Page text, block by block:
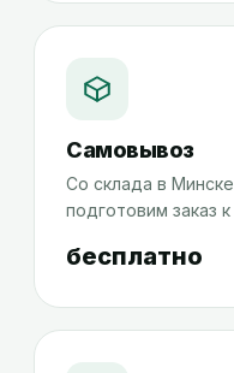
Самовывоз
Со склада в
подготовим заказ
бесплатно